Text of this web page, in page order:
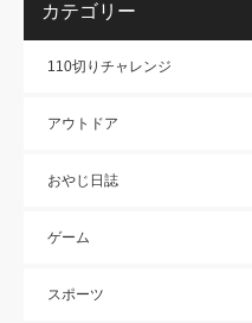
カテゴリー
110切りチャレンジ
アウトドア
おやじ日誌
ゲーム
スポーツ